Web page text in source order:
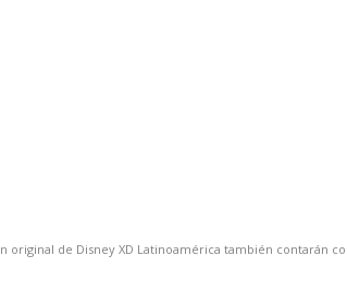
de Disney XD Latinoamérica también contarán